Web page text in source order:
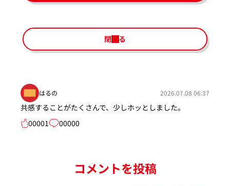
閉じる
はるの 2026.07.08 06:37
共感することがたくさんで、少しホッとしました。
00001
00000
コメントを投稿